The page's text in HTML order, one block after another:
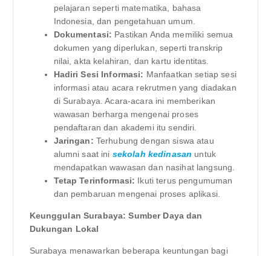
pelajaran seperti matematika, bahasa
Indonesia, dan pengetahuan umum.
Dokumentasi: Pastikan Anda memiliki semua
dokumen yang diperlukan, seperti transkrip
nilai, akta kelahiran, dan kartu identitas.
Hadiri Sesi Informasi: Manfaatkan setiap sesi
informasi atau acara rekrutmen yang diadakan
di Surabaya. Acara-acara ini memberikan
wawasan berharga mengenai proses
pendaftaran dan akademi itu sendiri.
Jaringan: Terhubung dengan siswa atau
alumni saat ini sekolah kedinasan untuk
mendapatkan wawasan dan nasihat langsung.
Tetap Terinformasi: Ikuti terus pengumuman
dan pembaruan mengenai proses aplikasi.
Keunggulan Surabaya: Sumber Daya dan
Dukungan Lokal
Surabaya menawarkan beberapa keuntungan bagi